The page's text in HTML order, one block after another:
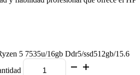
5 7535u/16gb Ddr5/ssd512gb/15.6